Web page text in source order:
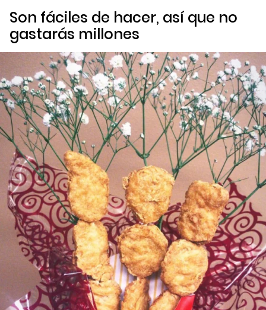
Son fáciles de hacer, así que no
gastarás millones